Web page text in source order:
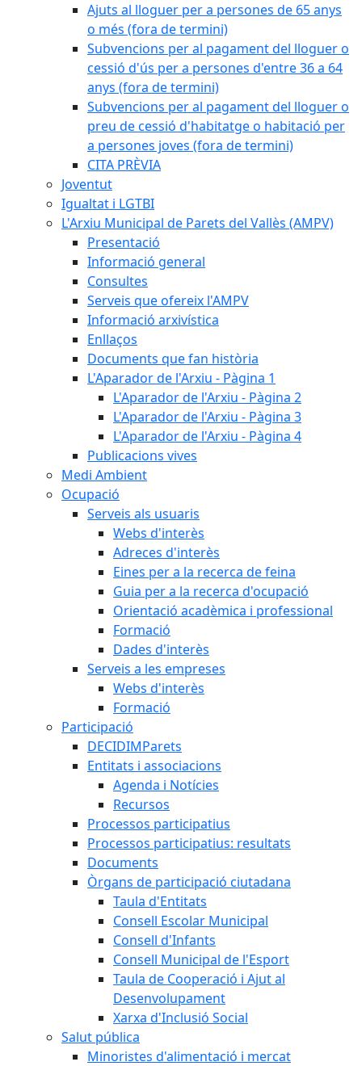
Ajuts al lloguer per a persones de 65 anys
o més (fora de termini)
Subvencions per al pagament del lloguer o
cessió d'ús per a persones d'entre 36 a 64
anys (fora de termini)
Subvencions per al pagament del lloguer o
preu de cessió d'habitatge o habitació per
a persones joves (fora de termini)
CITA PRÈVIA
Joventut
Igualtat i LGTBI
L'Arxiu Municipal de Parets del Vallès (AMPV)
Presentació
Informació general
Consultes
Serveis que ofereix l'AMPV
Informació arxivística
Enllaços
Documents que fan història
L'Aparador de l'Arxiu - Pàgina 1
L'Aparador de l'Arxiu - Pàgina 2
L'Aparador de l'Arxiu - Pàgina 3
L'Aparador de l'Arxiu - Pàgina 4
Publicacions vives
Medi Ambient
Ocupació
Serveis als usuaris
Webs d'interès
Adreces d'interès
Eines per a la recerca de feina
Guia per a la recerca d'ocupació
Orientació acadèmica i professional
Formació
Dades d'interès
Serveis a les empreses
Webs d'interès
Formació
Participació
DECIDIMParets
Entitats i associacions
Agenda i Notícies
Recursos
Processos participatius
Processos participatius: resultats
Documents
Òrgans de participació ciutadana
Taula d'Entitats
Consell Escolar Municipal
Consell d'Infants
Consell Municipal de l'Esport
Taula de Cooperació i Ajut al
Desenvolupament
Xarxa d'Inclusió Social
Salut pública
Minoristes d'alimentació i mercat